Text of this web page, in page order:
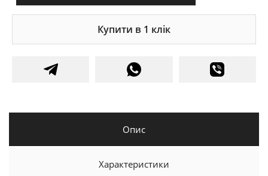
Купити в 1 клік
Опис
Характеристики